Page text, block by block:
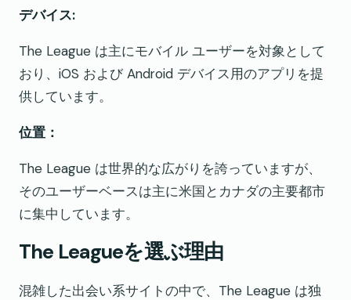
デバイス:
The League は主にモバイル ユーザーを対象として
おり、iOS および Android デバイス用のアプリを提
供しています。
位置：
The League は世界的な広がりを誇っていますが、
そのユーザーベースは主に米国とカナダの主要都市
に集中しています。
The Leagueを選ぶ理由
混雑した出会い系サイトの中で、The League は独